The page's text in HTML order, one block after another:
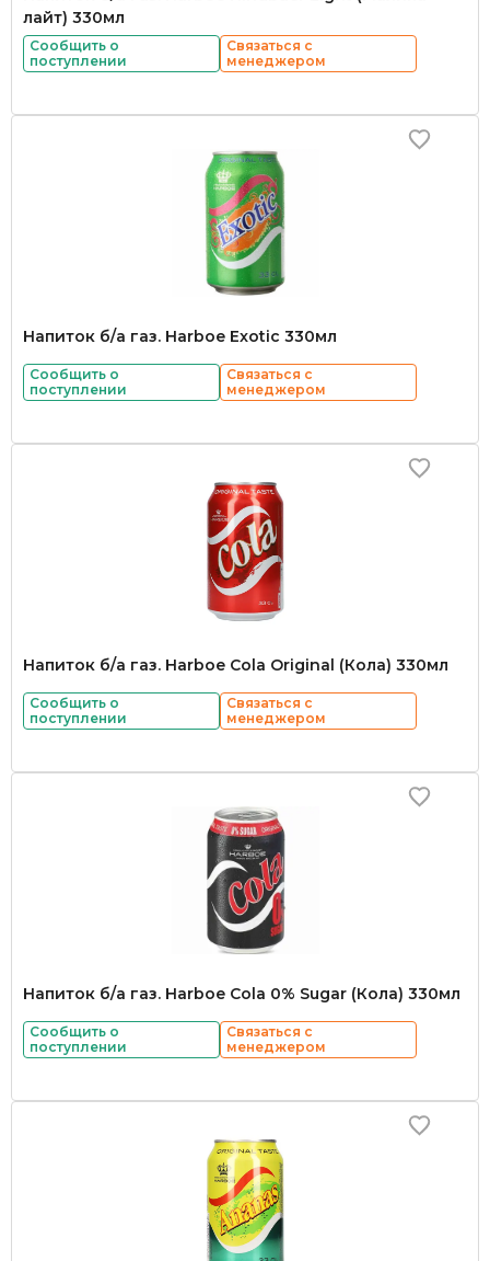
лайт) 330мл
Сообщить о
поступлении
Связаться с
менеджером
Напиток б/а газ. Harboe Exotic 330мл
Сообщить о
поступлении
Связаться с
менеджером
Напиток б/а газ. Harboe Cola Original (Кола) 330мл
Сообщить о
поступлении
Связаться с
менеджером
Напиток б/а газ. Harboe Cola 0% Sugar (Кола) 330мл
Сообщить о
поступлении
Связаться с
менеджером